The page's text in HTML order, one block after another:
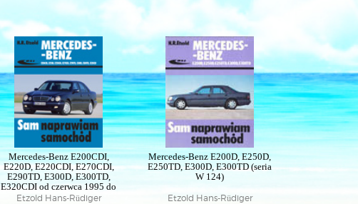
Mercedes-Benz E200CDI,
E220D, E220CDI, E270CDI,
E290TD, E300D, E300TD,
E320CDI od czerwca 1995 do
marca 2002 (serii W210)
Etzold Hans-Rüdiger
Mercedes-Benz E200D, E250D,
E250TD, E300D, E300TD (seria
W 124)
Etzold Hans-Rüdiger